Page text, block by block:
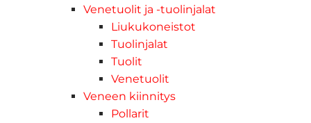
Venetuolit ja -tuolinjalat
Liukukoneistot
Tuolinjalat
Tuolit
Venetuolit
Veneen kiinnitys
Pollarit